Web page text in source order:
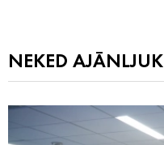
NEKED AJÁNLJUK